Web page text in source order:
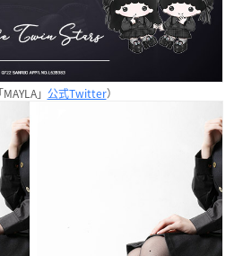
」 公式Twitter）